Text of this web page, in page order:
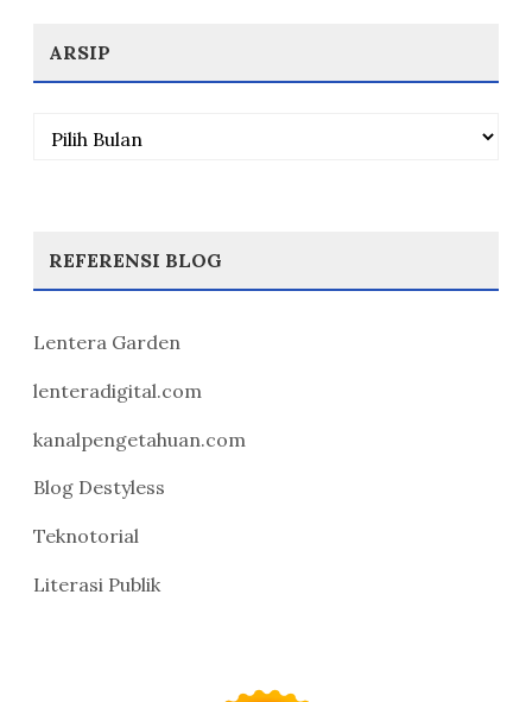
ARSIP
Arsip
REFERENSI BLOG
Lentera Garden
lenteradigital.com
kanalpengetahuan.com
Blog Destyless
Teknotorial
Literasi Publik